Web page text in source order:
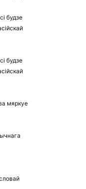
будзе
будзе
мяркуе